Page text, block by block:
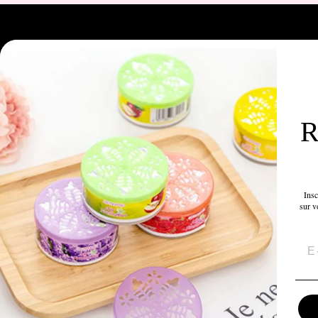
Refund Policy
Shipping Policy
Terms of Sale
Terms of Service
NOTRE MISSION
sur